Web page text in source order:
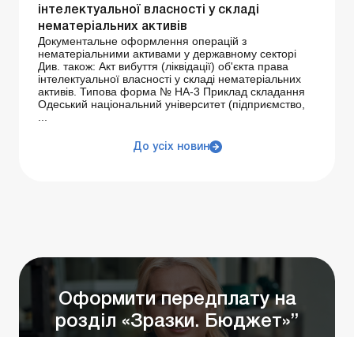
інтелектуальної власності у складі
нематеріальних активів
Документальне оформлення операцій з
нематеріальними активами у державному секторі
Див. також: Акт вибуття (ліквідації) об'єкта права
інтелектуальної власності у складі нематеріальних
активів. Типова форма № НА-3 Приклад складання
Одеський національний університет (підприємство,
До усіх новин
Оформити передплату на
розділ «Зразки. Бюджет»”